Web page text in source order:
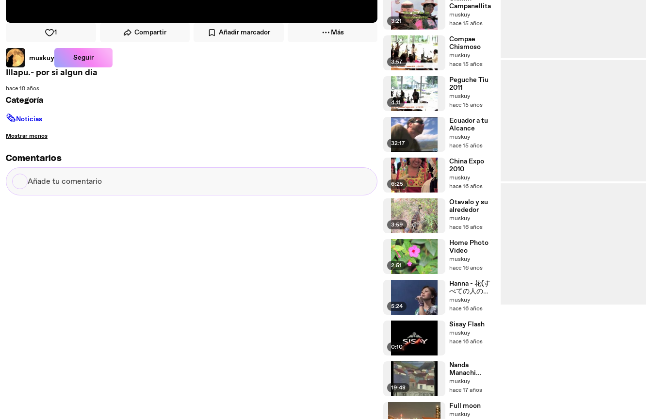
1 Compartir Añadir marcador Más
muskuy Seguir
Illapu.- por si algun dia
hace 18 años
Categoría
🗞Noticias
Mostrar menos
Comentarios
Añade
tu
3:21
Campanellita
muskuy
hace 15 años
3:57
Compae
Chismoso
muskuy
hace 15 años
4:11
Peguche Tiu
2011
muskuy
hace 15 años
32:17
Ecuador a tu
Alcance
muskuy
hace 15 años
6:25
China Expo
2010
muskuy
hace 16 años
3:59
Otavalo y su
alrededor
muskuy
hace 16 años
2:51
Home Photo
Video
muskuy
hace 16 años
5:24
Hanna - 花(す
べての人の心
に花を)-夏川
りみ
muskuy
hace 16 años
0:10
Sisay Flash
muskuy
hace 16 años
19:48
Nanda
Manachi
Pacha Mama -
ニャンダマニ
muskuy
hace 17 años
Full moon
muskuy